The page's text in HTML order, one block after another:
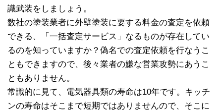
識武装をしましょう。
数社の塗装業者に外壁塗装に要する料金の査定を依頼
できる、「一括査定サービス」なるものが存在してい
るのを知っていますか？偽名での査定依頼を行なうこ
ともできますので、後々業者の嫌な営業攻勢にあうこ
ともありません。
常識的に見て、電気器具類の寿命は10年です。キッチ
ンの寿命はそこまで短期ではありませんので、そこに